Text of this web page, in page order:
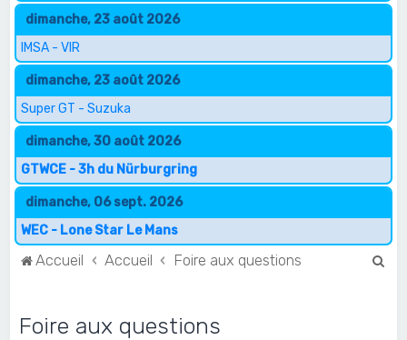
dimanche, 23 août 2026
IMSA - VIR
dimanche, 23 août 2026
Super GT - Suzuka
dimanche, 30 août 2026
GTWCE - 3h du Nürburgring
dimanche, 06 sept. 2026
WEC - Lone Star Le Mans
Accueil Accueil Foire aux questions
Foire aux questions